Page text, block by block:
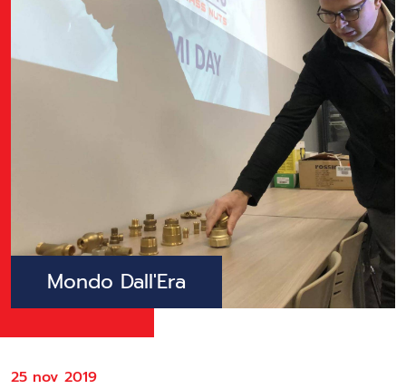
Mondo Dall'Era
25 nov 2019